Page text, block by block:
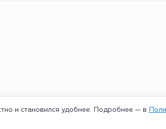
и становился удобнее. Подробнее — в